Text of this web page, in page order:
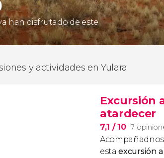
han disfrutado de este
y actividades en Yulara
Excursión
atardecer
7,1 / 10 7
estaexcursión